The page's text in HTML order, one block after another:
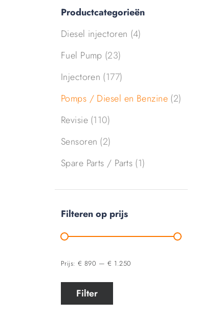
Productcategorieën
Diesel injectoren (4)
Fuel Pump (23)
Injectoren (177)
Pomps / Diesel en Benzine (2)
Revisie (110)
Sensoren (2)
Spare Parts / Parts (1)
Filteren op prijs
Filter
Prijs: € 890 — € 1.250